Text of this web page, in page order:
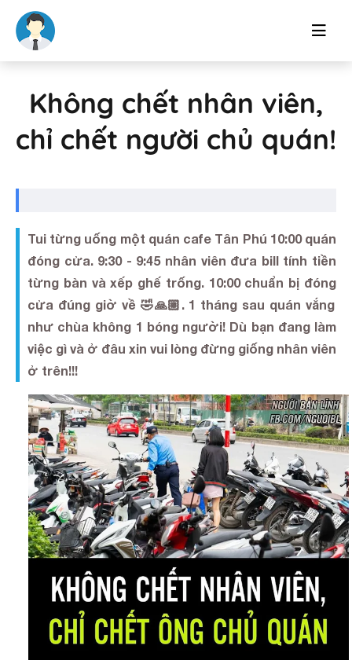
Không chết nhân viên,
chỉ chết người chủ quán!
Tui từng uống một quán cafe Tân Phú 10:00 quán
đóng cửa. 9:30 - 9:45 nhân viên đưa bill tính tiền
từng bàn và xếp ghế trống. 10:00 chuẩn bị đóng
cửa đúng giờ về 🤣🙏🏼. 1 tháng sau quán vắng
như chùa không 1 bóng người! Dù bạn đang làm
việc gì và ở đâu xin vui lòng đừng giống nhân viên
ở trên!!!